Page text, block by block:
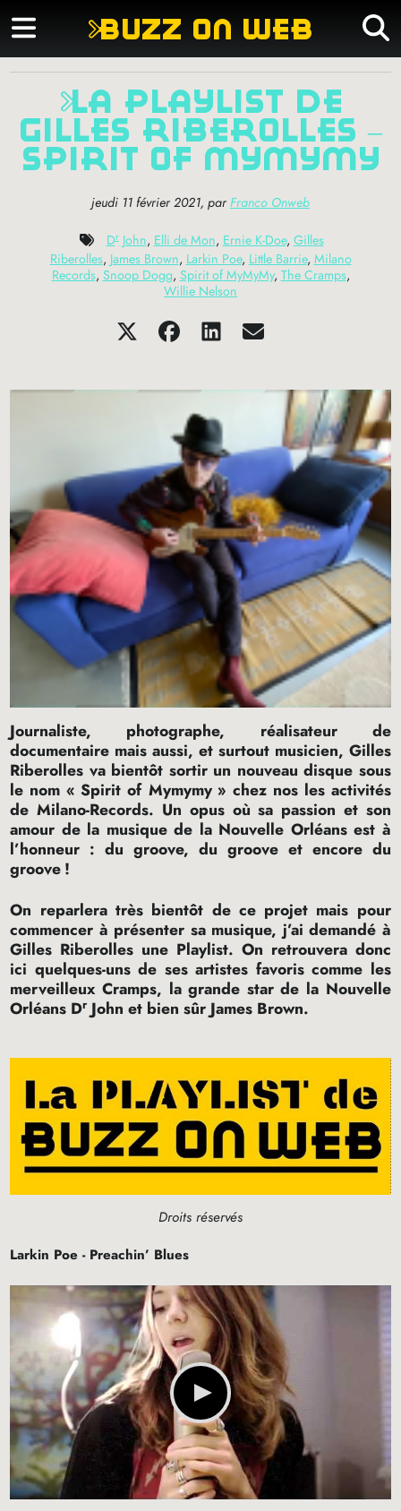
buzz on web
la playlist de
gilles riberolles –
spirit of mymymy
jeudi 11 février 2021, parFranco Onweb
DrJohn, Elli de Mon, Ernie K-Doe, Gilles
Riberolles, James Brown, Larkin Poe, Little Barrie, Milano
Records, Snoop Dogg, Spirit of MyMyMy, The Cramps,
Willie Nelson
Journaliste, photographe, réalisateur de
documentaire mais aussi, et surtout musicien, Gilles
Riberolles va bientôt sortir un nouveau disque sous
le nom « Spirit of Mymymy » chez nos les activités
de Milano-Records. Un opus où sa passion et son
amour de la musique de la Nouvelle Orléans est à
l’honneur : du groove, du groove et encore du
groove!
On reparlera très bientôt de ce projet mais pour
commencer à présenter sa musique, j’ai demandé à
Gilles Riberolles une Playlist. On retrouvera donc
ici quelques-uns de ses artistes favoris comme les
merveilleux Cramps, la grande star de la Nouvelle
Orléans DrJohn et bien sûr James Brown.
Droits réservés
Larkin Poe - Preachin’ Blues